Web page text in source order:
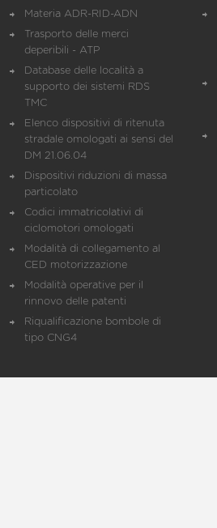
Materia ADR-RID-ADN
Trasporto delle merci
deperibili - ATP
Database delle località a
supporto dei sistemi RDS
TMC
Elenco dispositivi di ritenuta
stradale omologati ai sensi del
DM 21.06.04
Dispositivi riduzioni di massa
particolato
Codici immatricolativi di
ciclomotori omologati
Modalità di collegamento al
CED motorizzazione
Modalità operative per il
rinnovo delle patenti
Riqualificazione bombole di
tipo CNG4